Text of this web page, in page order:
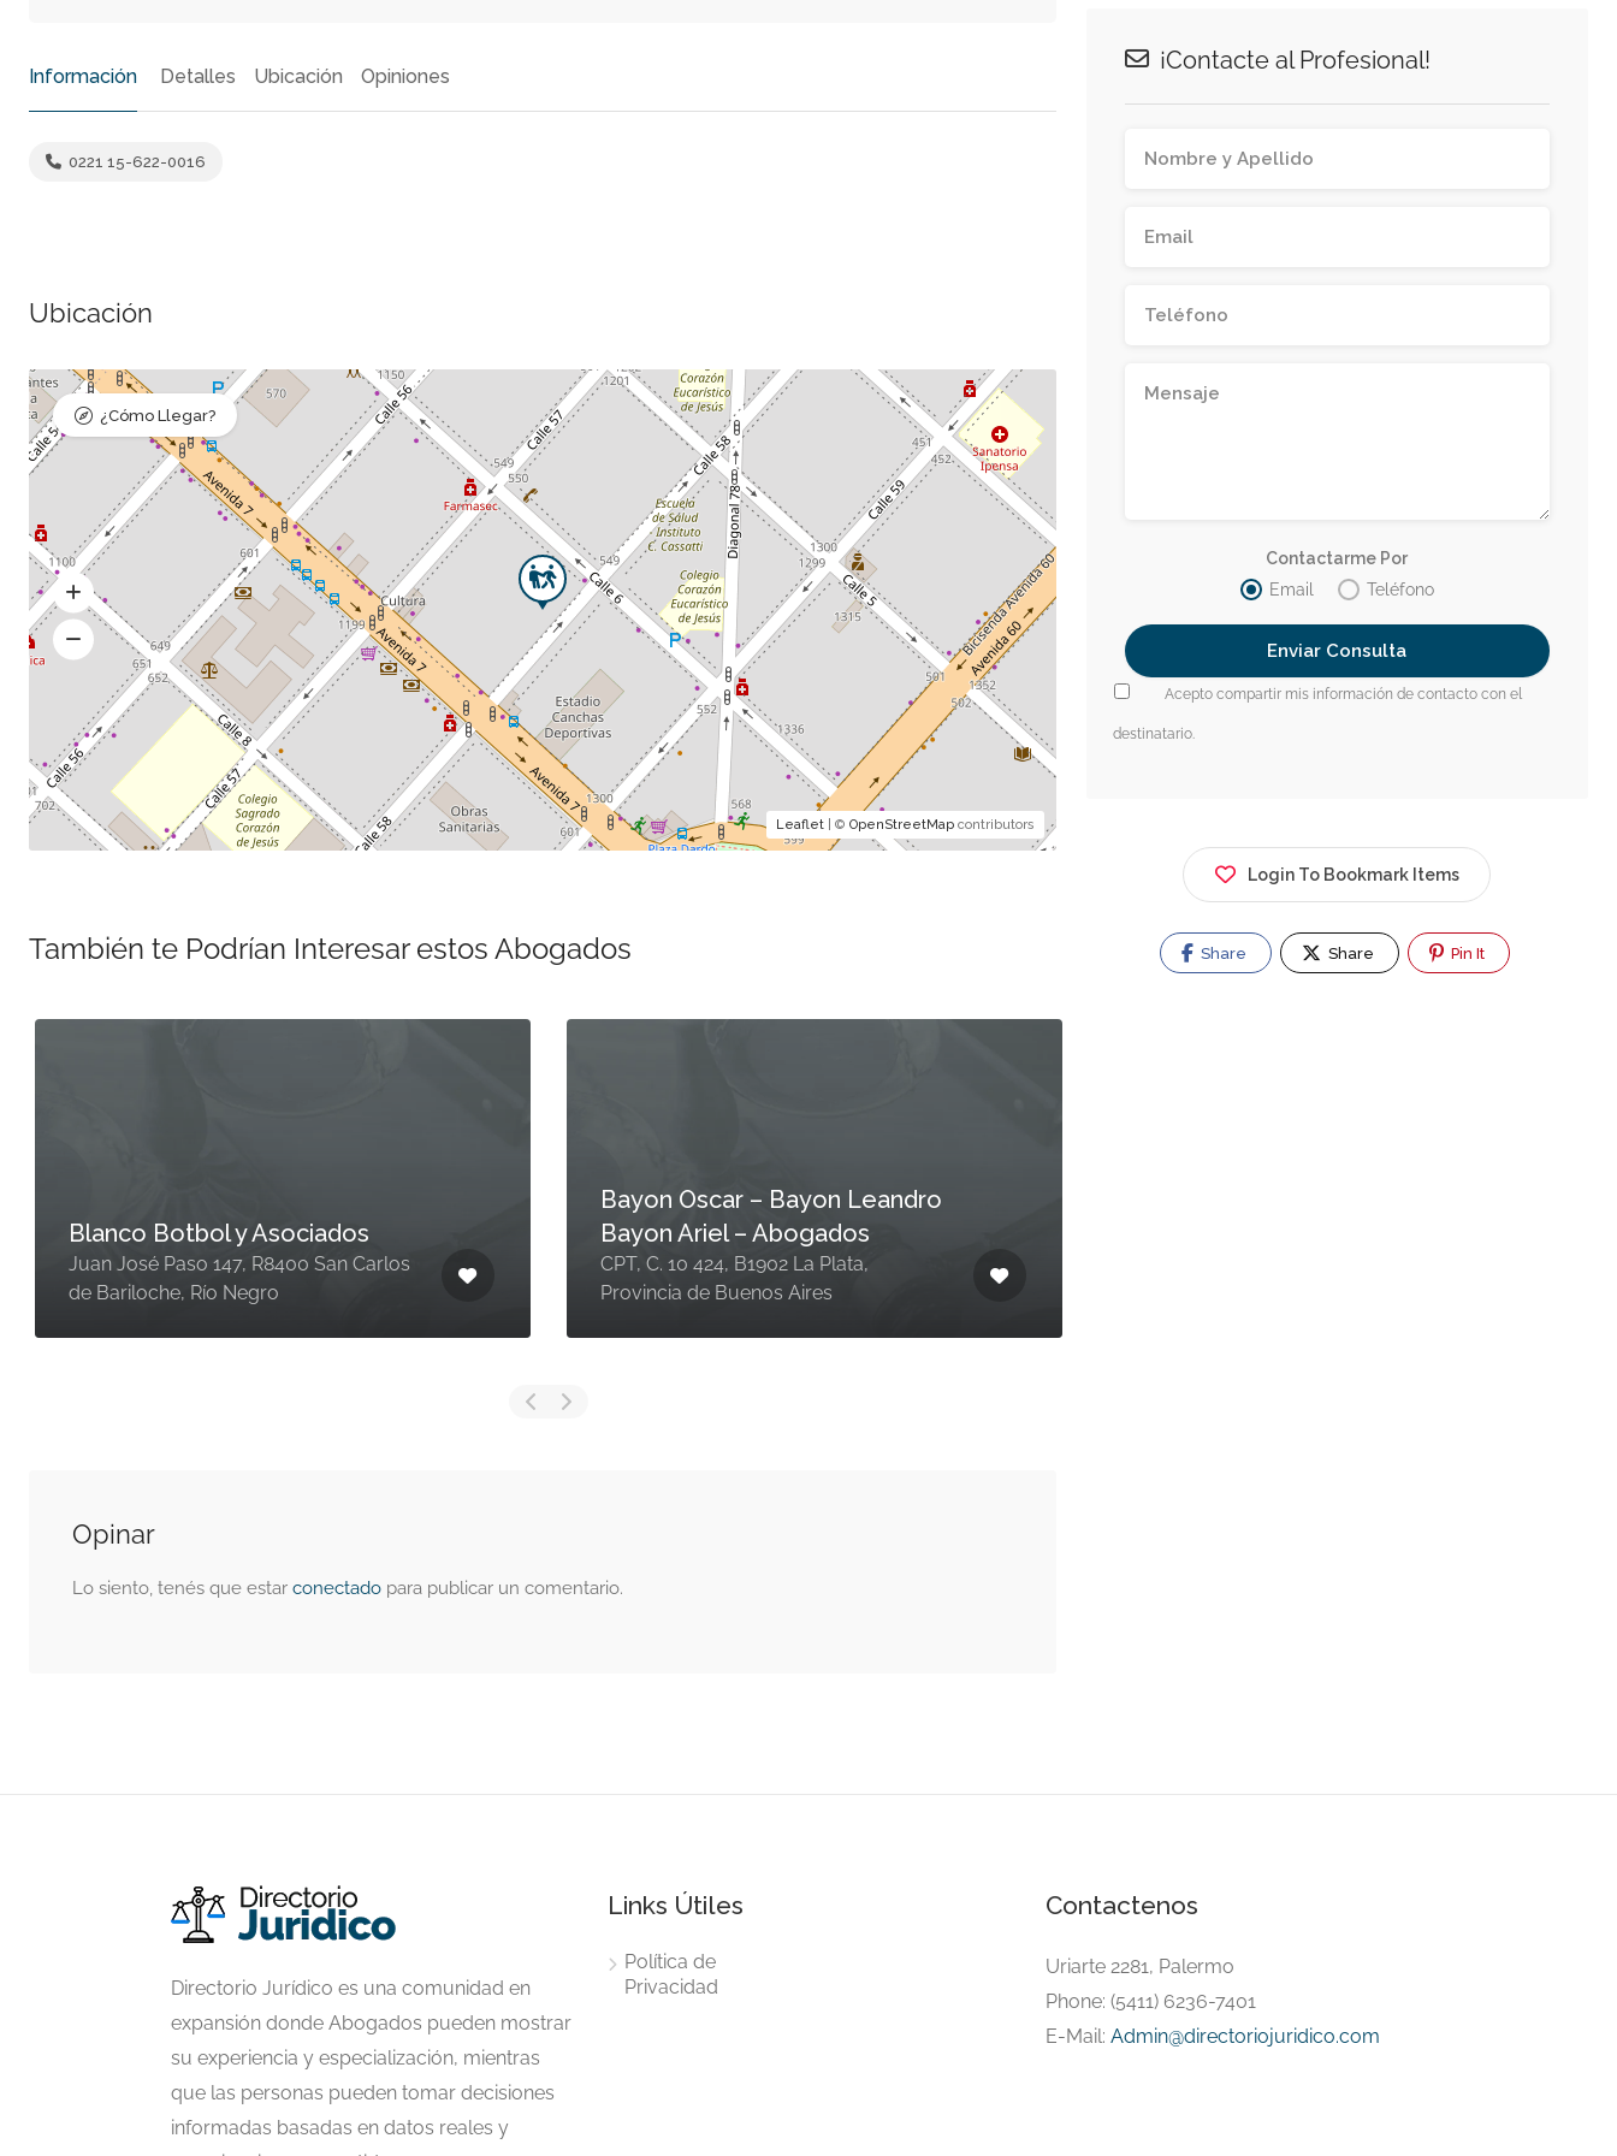
Información Detalles Ubicación Opiniones
0221 15-622-0016
Ubicación
Leaflet | ©OpenStreetMap contributors
¿Cómo Llegar?
También te Podrían Interesar estos Abogados
Blanco Botbol y Asociados
Juan José Paso 147, R8400 San Carlos
de Bariloche, Río Negro
Bayon Oscar – Bayon Leandro
Bayon Ariel – Abogados
CPT, C. 10 424, B1902 La Plata,
Provincia de Buenos Aires
Opinar
Lo siento, tenés que estarconectado para publicar un comentario.
¡Contacte al Profesional!
Contactarme Por
Email
Teléfono
Acepto compartir mis información de contacto con el
destinatario.
Login To Bookmark Items
Share Share Pin It
Directorio Jurídico es una comunidad en
expansión donde Abogados pueden mostrar
su experiencia y especialización, mientras
que las personas pueden tomar decisiones
informadas basadas en datos reales y
Links Útiles
Política de
Privacidad
Contactenos
Uriarte 2281, Palermo
Phone: (5411) 6236-7401
E-Mail: Admin@directoriojuridico.com